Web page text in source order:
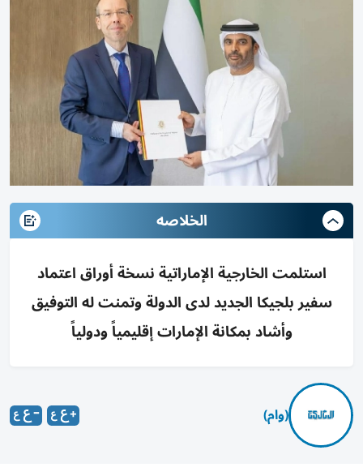
الخلاصه
استلمت الخارجية الإماراتية نسخة أوراق اعتماد
سفير بلجيكا الجديد لدى الدولة وتمنت له التوفيق
وأشاد بمكانة الإمارات إقليمياً ودولياً
(وام)